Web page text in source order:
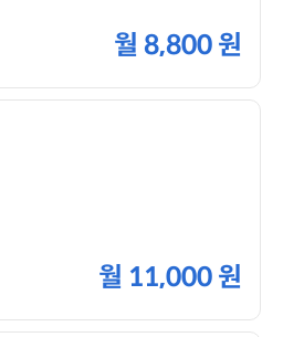
월 8,800 원
월 11,000 원